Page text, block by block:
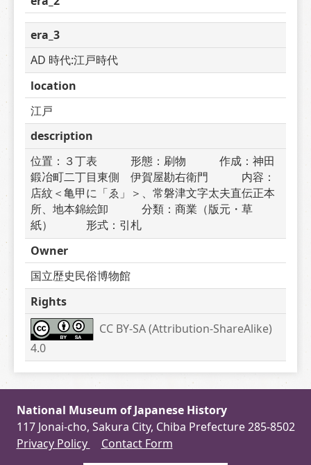
era_3
AD 時代:江戸時代
location
江戸
description
位置：３丁表　　　形態：刷物　　　作成：神田
鍛冶町二丁目東側　伊賀屋勘右衛門　　　内容：
店紋＜亀甲に「ゑ」＞、常磐津文字太夫直伝正本
所、地本錦絵卸　　　分類：商業（版元・草
紙）　　　形式：引札
Owner
国立歴史民俗博物館
Rights
CC BY-SA (Attribution-ShareAlike)
4.0
National Museum of Japanese History
117 Jonai-cho, Sakura City, Chiba Prefecture 285-8502
Privacy Policy
Contact Form